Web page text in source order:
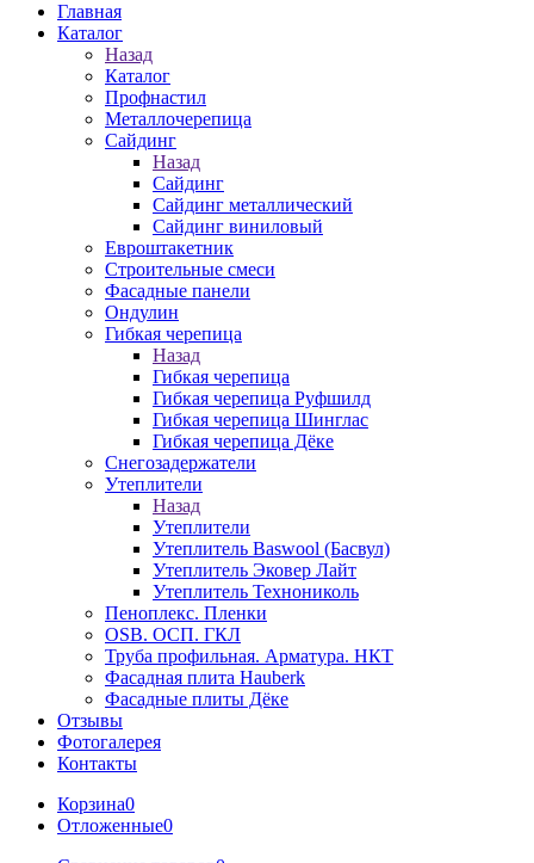
Главная
Каталог
Назад
Каталог
Профнастил
Металлочерепица
Сайдинг
Назад
Сайдинг
Сайдинг металлический
Сайдинг виниловый
Евроштакетник
Строительные смеси
Фасадные панели
Ондулин
Гибкая черепица
Назад
Гибкая черепица
Гибкая черепица Руфшилд
Гибкая черепица Шинглас
Гибкая черепица Дёке
Снегозадержатели
Утеплители
Назад
Утеплители
Утеплитель Baswool (Басвул)
Утеплитель Эковер Лайт
Утеплитель Технониколь
Пеноплекс. Пленки
OSB. ОСП. ГКЛ
Труба профильная. Арматура. НКТ
Фасадная плита Hauberk
Фасадные плиты Дёке
Отзывы
Фотогалерея
Контакты
Корзина0
Отложенные0